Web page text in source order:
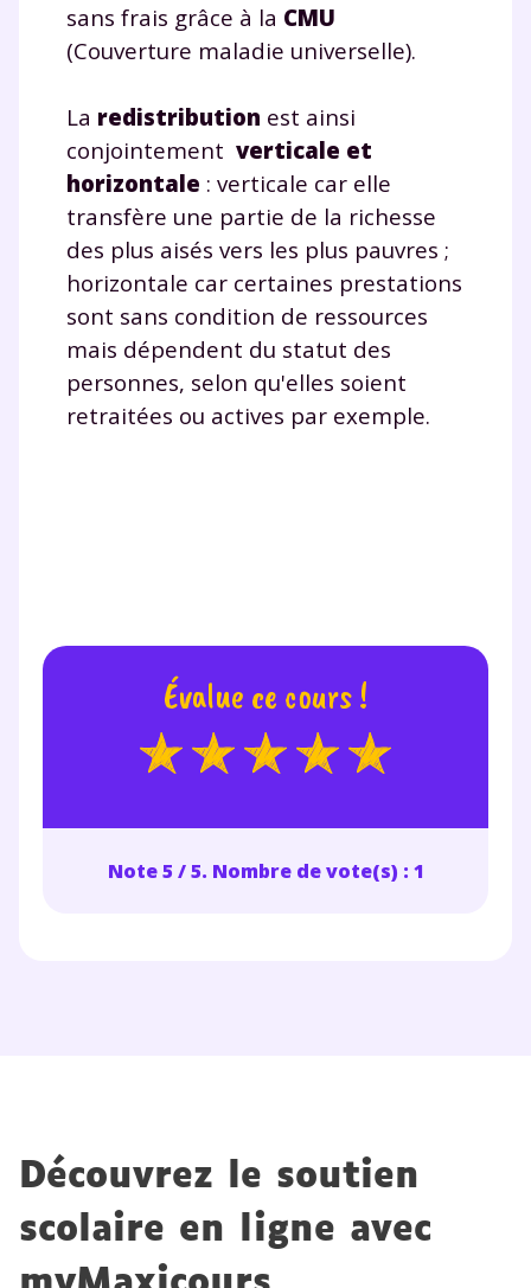
sans frais grâce à la CMU
(Couverture maladie universelle).
La redistribution est ainsi
conjointement verticale et
horizontale : verticale car elle
transfère une partie de la richesse
des plus aisés vers les plus pauvres ;
horizontale car certaines prestations
sont sans condition de ressources
mais dépendent du statut des
personnes, selon qu'elles soient
retraitées ou actives par exemple.
Évalue ce cours !
Note 5 / 5. Nombre de vote(s) : 1
Découvrez le soutien
scolaire en ligne avec
J’accepte de recevoir les actualités et des
Votre adresse e-mail sera exclusivement utilisée pour
vous envoyer notre newsletter. Vous pourrez vous
désinscrire à tout moment, à travers le lien de
désinscription présent dans chaque newsletter. Pour
en savoir plus sur la gestion de vos données
personnelles et pour exercer vos droits, vous pouvez
consulter
notre charte